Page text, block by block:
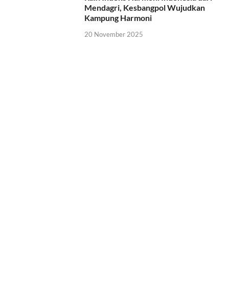
Mendagri, Kesbangpol Wujudkan
Kampung Harmoni
20 November 2025